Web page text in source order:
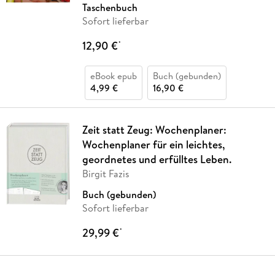
Taschenbuch
Sofort lieferbar
12,90 €*
eBook epub
4,99 €
Buch (gebunden)
16,90 €
Zeit statt Zeug: Wochenplaner:
Wochenplaner für ein leichtes,
geordnetes und erfülltes Leben.
Birgit Fazis
Buch (gebunden)
Sofort lieferbar
29,99 €*